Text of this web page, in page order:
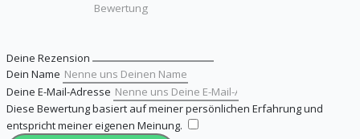
Deine Rezension
Dein Name
Deine E-Mail-Adresse
Diese Bewertung basiert auf meiner persönlichen Erfahrung und
entspricht meiner eigenen Meinung.